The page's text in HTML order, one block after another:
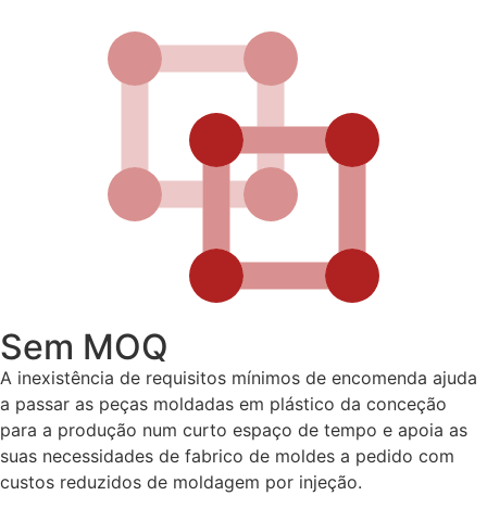
Sem MOQ
A inexistência de requisitos mínimos de encomenda ajuda
a passar as peças moldadas em plástico da conceção
para a produção num curto espaço de tempo e apoia as
suas necessidades de fabrico de moldes a pedido com
custos reduzidos de moldagem por injeção.